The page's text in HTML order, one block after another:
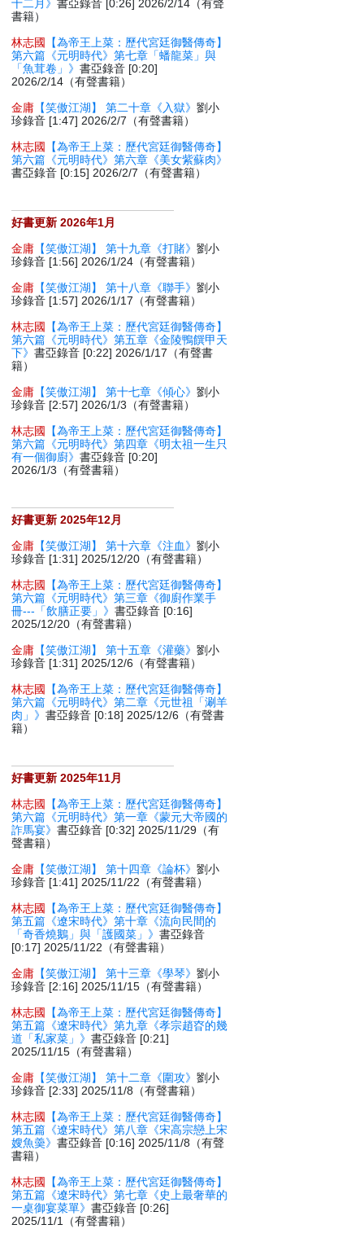
十二月》書亞錄音 [0:26] 2026/2/14（有聲
書籍）
林志國
【為帝王上菜：歷代宮廷御醫傳奇】
第六篇《元明時代》第七章「蟠龍菜」與
「魚茸卷」》書亞錄音 [0:20]
2026/2/14（有聲書籍）
金庸 【笑傲江湖】 第二十章《入獄》劉小
珍錄音 [1:47] 2026/2/7（有聲書籍）
林志國
【為帝王上菜：歷代宮廷御醫傳奇】
第六篇《元明時代》第六章《美女紫蘇肉》
書亞錄音 [0:15] 2026/2/7（有聲書籍）
好書更新 2026年1月
金庸 【笑傲江湖】 第十九章《打賭》劉小
珍錄音 [1:56] 2026/1/24（有聲書籍）
金庸 【笑傲江湖】 第十八章《聯手》劉小
珍錄音 [1:57] 2026/1/17（有聲書籍）
林志國
【為帝王上菜：歷代宮廷御醫傳奇】
第六篇《元明時代》第五章《金陵鴨饌甲天
下》書亞錄音 [0:22] 2026/1/17（有聲書
籍）
金庸 【笑傲江湖】 第十七章《傾心》劉小
珍錄音 [2:57] 2026/1/3（有聲書籍）
林志國
【為帝王上菜：歷代宮廷御醫傳奇】
第六篇《元明時代》第四章《明太祖一生只
有一個御廚》書亞錄音 [0:20]
2026/1/3（有聲書籍）
好書更新 2025年12月
金庸 【笑傲江湖】 第十六章《注血》劉小
珍錄音 [1:31] 2025/12/20（有聲書籍）
林志國
【為帝王上菜：歷代宮廷御醫傳奇】
第六篇《元明時代》第三章《御廚作業手
冊---「飲膳正要」》書亞錄音 [0:16]
2025/12/20（有聲書籍）
金庸 【笑傲江湖】 第十五章《灌藥》劉小
珍錄音 [1:31] 2025/12/6（有聲書籍）
林志國
【為帝王上菜：歷代宮廷御醫傳奇】
第六篇《元明時代》第二章《元世祖「涮羊
肉」》書亞錄音 [0:18] 2025/12/6（有聲書
籍）
好書更新 2025年11月
林志國
【為帝王上菜：歷代宮廷御醫傳奇】
第六篇《元明時代》第一章《蒙元大帝國的
詐馬宴》書亞錄音 [0:32] 2025/11/29（有
聲書籍）
金庸 【笑傲江湖】 第十四章《論杯》劉小
珍錄音 [1:41] 2025/11/22（有聲書籍）
林志國
【為帝王上菜：歷代宮廷御醫傳奇】
第五篇《遼宋時代》第十章《流向民間的
「奇香燒鵝」與「護國菜」》書亞錄音
[0:17] 2025/11/22（有聲書籍）
金庸 【笑傲江湖】 第十三章《學琴》劉小
珍錄音 [2:16] 2025/11/15（有聲書籍）
林志國
【為帝王上菜：歷代宮廷御醫傳奇】
第五篇《遼宋時代》第九章《孝宗趙昚的幾
道「私家菜」》書亞錄音 [0:21]
2025/11/15（有聲書籍）
金庸 【笑傲江湖】 第十二章《圍攻》劉小
珍錄音 [2:33] 2025/11/8（有聲書籍）
林志國
【為帝王上菜：歷代宮廷御醫傳奇】
第五篇《遼宋時代》第八章《宋高宗戀上宋
嫂魚羮》書亞錄音 [0:16] 2025/11/8（有聲
書籍）
林志國
【為帝王上菜：歷代宮廷御醫傳奇】
第五篇《遼宋時代》第七章《史上最奢華的
一桌御宴菜單》書亞錄音 [0:26]
2025/11/1（有聲書籍）